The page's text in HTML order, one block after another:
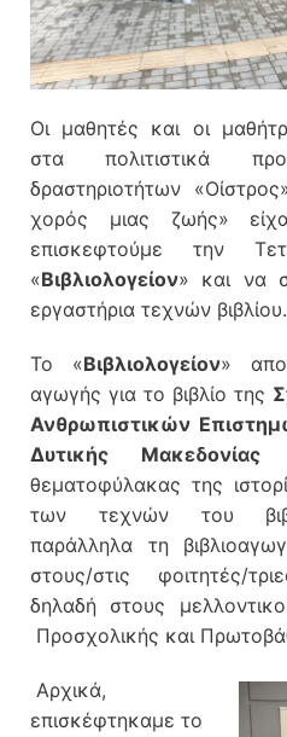
Οι μαθητές και οι
στα πολιτιστικά
δραστηριοτήτων
χορός μιας ζωής»
επισκεφτούμε την
«Βιβλιολογείον» και να
εργαστήρια τεχνών βιβλίου.
Το «Βιβλιολογείον»
αγωγής για το βιβλίο της
Ανθρωπιστικών
Δυτικής Μακεδονίας
θεματοφύλακας της
των τεχνών του
παράλληλα τη
στους/στις φοιτητές/
δηλαδή στους
Προσχολικής και
Αρχικά,
επισκέφτηκαμε το